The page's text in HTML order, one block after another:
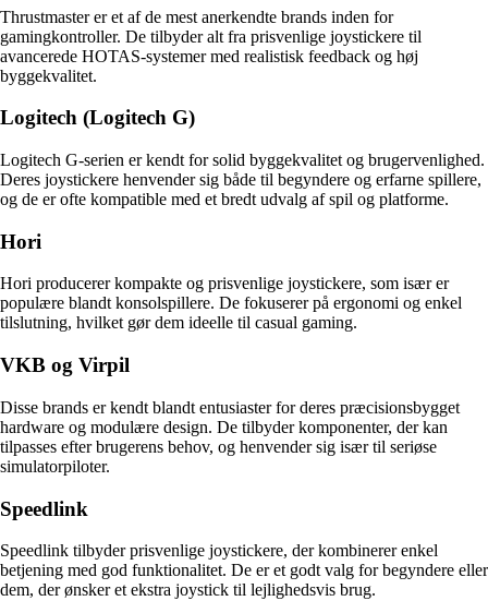
Thrustmaster er et af de mest anerkendte brands inden for
gamingkontroller. De tilbyder alt fra prisvenlige joystickere til
avancerede HOTAS-systemer med realistisk feedback og høj
byggekvalitet.
Logitech (Logitech G)
Logitech G-serien er kendt for solid byggekvalitet og brugervenlighed.
Deres joystickere henvender sig både til begyndere og erfarne spillere,
og de er ofte kompatible med et bredt udvalg af spil og platforme.
Hori
Hori producerer kompakte og prisvenlige joystickere, som især er
populære blandt konsolspillere. De fokuserer på ergonomi og enkel
tilslutning, hvilket gør dem ideelle til casual gaming.
VKB og Virpil
Disse brands er kendt blandt entusiaster for deres præcisionsbygget
hardware og modulære design. De tilbyder komponenter, der kan
tilpasses efter brugerens behov, og henvender sig især til seriøse
simulatorpiloter.
Speedlink
Speedlink tilbyder prisvenlige joystickere, der kombinerer enkel
betjening med god funktionalitet. De er et godt valg for begyndere eller
dem, der ønsker et ekstra joystick til lejlighedsvis brug.